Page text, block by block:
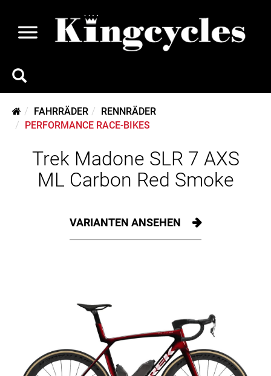
FAHRRÄDER
RENNRÄDER
PERFORMANCE RACE-BIKES
Trek Madone SLR 7 AXS
ML Carbon Red Smoke
VARIANTEN ANSEHEN